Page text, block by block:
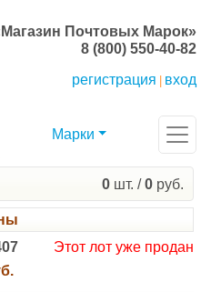
Почтовых Марок»
8 (800) 550-40-82
регистрация
вход
Марки
0 шт. /0 руб.
Этот лот уже продан